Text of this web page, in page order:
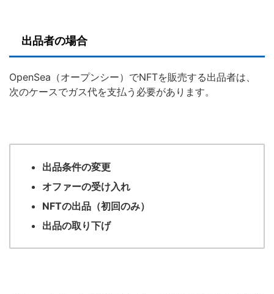
出品者の場合
OpenSea（オープンシー）でNFTを販売する出品者は、
次のケースでガス代を支払う必要があります。
出品条件の変更
オファーの受け入れ
NFTの出品（初回のみ）
出品の取り下げ